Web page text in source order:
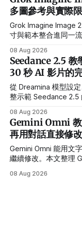
多圖參考與實際
Grok Imagine Image
寸與範本整合進同一
08 Aug 2026
Seedance 2.5
30 秒 AI 影片的
從 Dreamina 模型設
整示範 Seedance 2.5
08 Aug 2026
Gemini Omni 教
再用對話直接修改
Gemini Omni 能用文
繼續修改。本文整理
08 Aug 2026